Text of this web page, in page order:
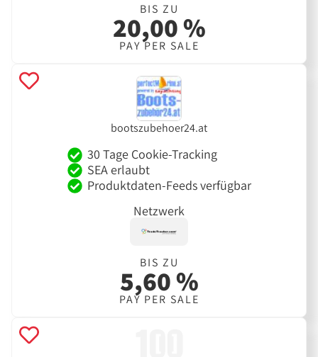
BIS ZU
20,00 %
PAY PER SALE
bootszubehoer24.at
30 Tage Cookie-Tracking
SEA erlaubt
Produktdaten-Feeds verfügbar
Netzwerk
BIS ZU
5,60 %
PAY PER SALE